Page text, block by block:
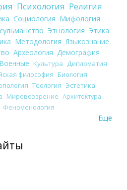
Психология Религия
Социология Мифология
Этнология Этика
Методология Языкознание
Археология Демография
Военные Культура
Дипломатия
философия Биология
Теология Эстетика
Мировоззрение Архитектура
Феноменология
Еще